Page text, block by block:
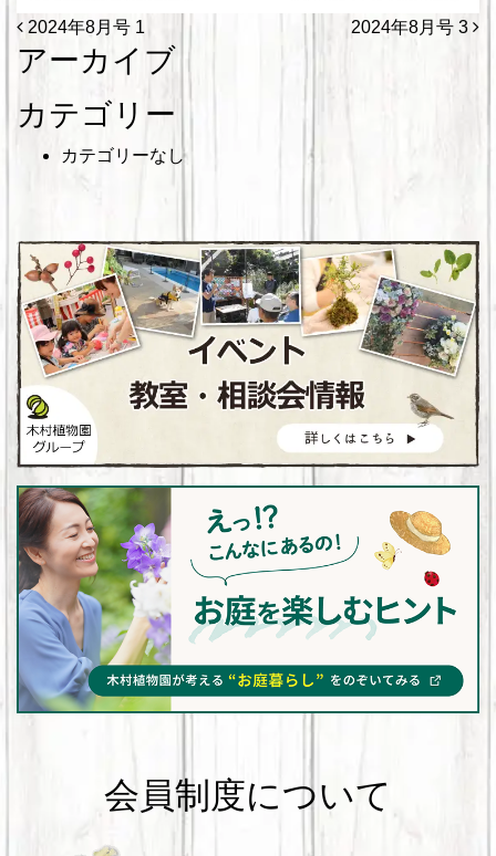
投稿ナビゲーション
2024年8月号 1 2024年8月号 3
アーカイブ
カテゴリー
カテゴリーなし
会員制度について